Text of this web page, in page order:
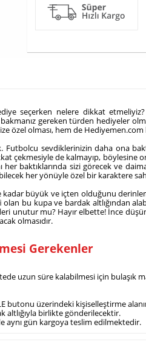
seçerken nelere dikkat
gereken türden hediyeler
özel olması, hem de
sevdiklerinizin daha ona
çekmesiyle de kalmayıp,
baktıklarında sizi görecek ve
her yönüyle özel bir karaktere
büyük ve içten olduğunu
bu kupa ve bardak altlığından
unutur mu? Hayır elbette! İnce
olmasıdır.
Gerekenler
uzun süre kalabilmesi için
butonu üzerindeki kişiselleştirme
altlığıyla birlikte gönderilecektir.
aynı gün kargoya teslim edilmektedir.